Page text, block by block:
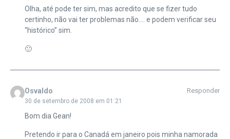
Olha, até pode ter sim, mas acredito que se fizer tudo
certinho, não vai ter problemas não…. e podem verificar seu
“histórico” sim.
🙂
Osvaldo
30 de setembro de 2008 em 01:21
Responder
Bom dia Gean!
Pretendo ir para o Canadá em janeiro pois minha namorada